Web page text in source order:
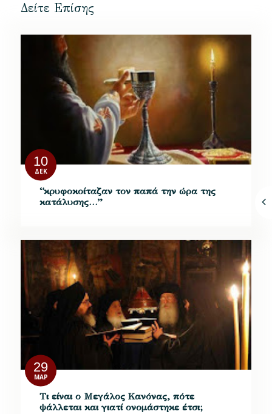
Δείτε Επίσης
10
ΔΕΚ
“κρυφοκοίταζαν τον παπά την ώρα της
κατάλυσης…”
29
ΜΑΡ
Τι είναι ο Μεγάλος Κανόνας, πότε
ψάλλεται και γιατί ονομάστηκε έτσι;